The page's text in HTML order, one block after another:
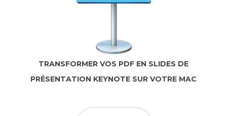
TRANSFORMER VOS PDF EN SLIDES DE
PRÉSENTATION KEYNOTE SUR VOTRE MAC